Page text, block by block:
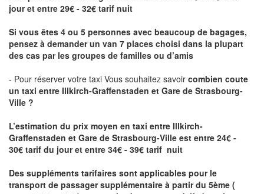
jour et entre 29€ - 32€ tarif nuit
Si vous êtes 4 ou 5 personnes avec beaucoup de bagages,
pensez à demander un van 7 places choisi dans la plupart
des cas par les groupes de familles ou d’amis
- Pour réserver votre taxi Vous souhaitez savoir combien coute
un taxi entre Illkirch-Graffenstaden et Gare de Strasbourg-
Ville ?
L’estimation du prix moyen en taxi entre Illkirch-
Graffenstaden et Gare de Strasbourg-Ville est entre 24€ -
30€ tarif du jour et entre 34€ - 39€ tarif nuit
Des suppléments tarifaires sont applicables pour le
transport de passager supplémentaire à partir du 5ème (